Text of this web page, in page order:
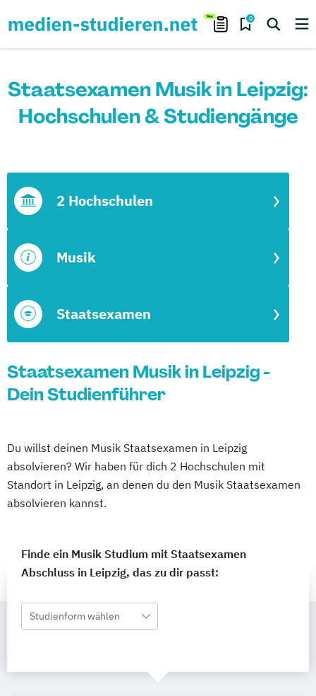
0
Staatsexamen Musik in Leipzig:
Hochschulen & Studiengänge
Staatsexamen
Musik
2 Hochschulen
Staatsexamen Musik in Leipzig -
Dein Studienführer
Du willst deinen Musik Staatsexamen in Leipzig
absolvieren? Wir haben für dich 2 Hochschulen mit
Standort in Leipzig, an denen du den Musik Staatsexamen
absolvieren kannst.
Finde ein Musik Studium mit Staatsexamen
Abschluss in Leipzig, das zu dir passt:
Studienform wählen